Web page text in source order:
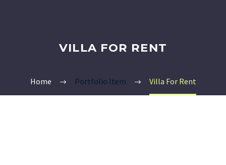
VILLA FOR RENT
Home Portfolio Item Villa For Rent